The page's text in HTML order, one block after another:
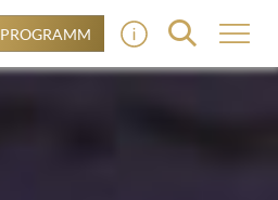
PROGRAMM